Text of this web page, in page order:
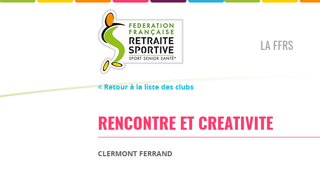
LA FFRS
Retour à la liste des clubs
RENCONTRE ET CREATIVITE
CLERMONT FERRAND